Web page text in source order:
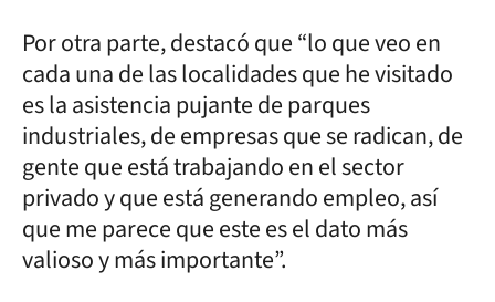
Por otra parte, destacó que “lo que veo en
cada una de las localidades que he visitado
es la asistencia pujante de parques
industriales, de empresas que se radican, de
gente que está trabajando en el sector
privado y que está generando empleo, así
que me parece que este es el dato más
valioso y más importante”.